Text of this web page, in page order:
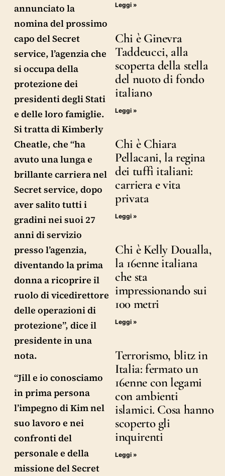
annunciato la
nomina del prossimo
capo del Secret
service, l’agenzia che
si occupa della
protezione dei
presidenti degli Stati
e delle loro famiglie.
Si tratta di Kimberly
Cheatle, che “ha
avuto una lunga e
brillante carriera nel
Secret service, dopo
aver salito tutti i
gradini nei suoi 27
anni di servizio
presso l’agenzia,
diventando la prima
donna a ricoprire il
ruolo di vicedirettore
delle operazioni di
protezione”, dice il
presidente in una
nota.
“Jill e io conosciamo
in prima persona
l’impegno di Kim nel
suo lavoro e nei
confronti del
personale e della
missione del Secret
Leggi »
Chi è Ginevra
Taddeucci, alla
scoperta della stella
del nuoto di fondo
italiano
Leggi »
Chi è Chiara
Pellacani, la regina
dei tuffi italiani:
carriera e vita
privata
Leggi »
Chi è Kelly Doualla,
la 16enne italiana
che sta
impressionando sui
100 metri
Leggi »
Terrorismo, blitz in
Italia: fermato un
16enne con legami
con ambienti
islamici. Cosa hanno
scoperto gli
inquirenti
Leggi »